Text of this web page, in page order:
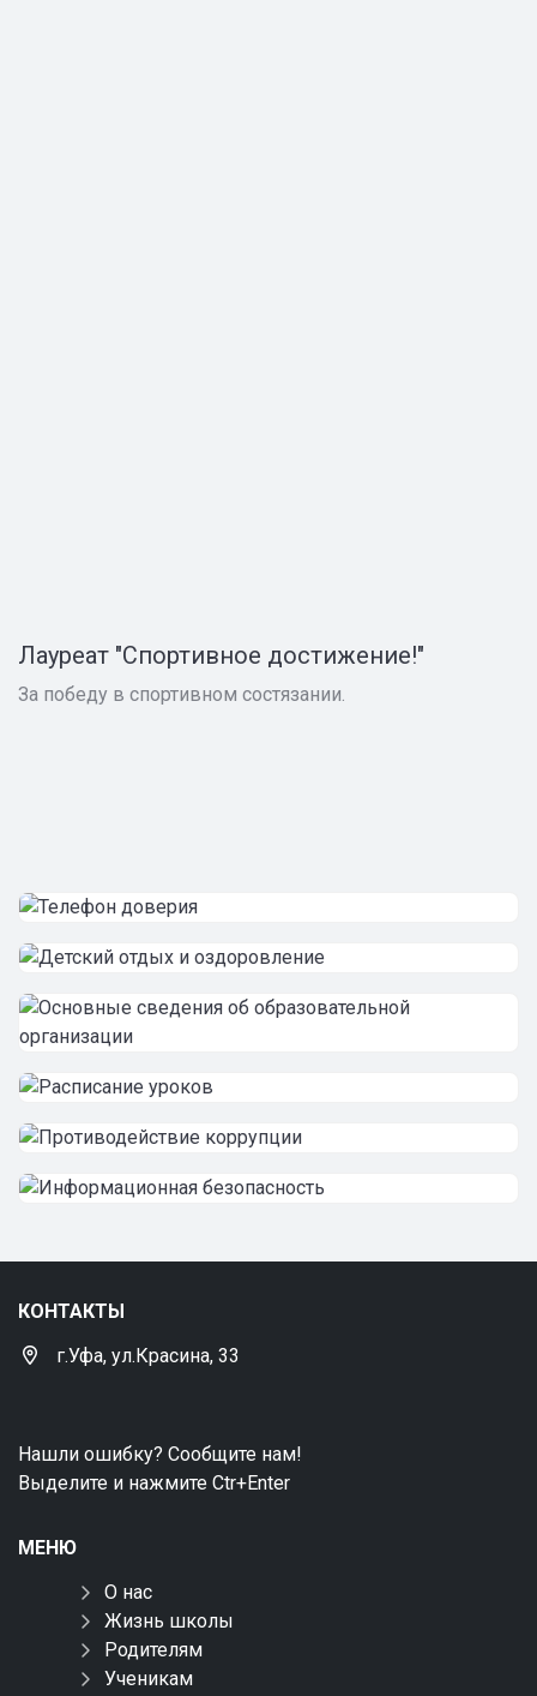
Лауреат "Спортивное достижение!"
За победу в спортивном состязании.
КОНТАКТЫ
г.Уфа, ул.Красина, 33
Нашли ошибку? Сообщите нам!
Выделите и нажмите Ctr+Enter
МЕНЮ
О нас
Жизнь школы
Родителям
Ученикам